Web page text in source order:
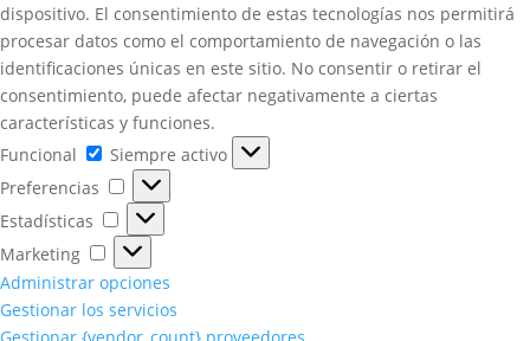
dispositivo. El consentimiento de estas tecnologías nos permitirá
procesar datos como el comportamiento de navegación o las
identificaciones únicas en este sitio. No consentir o retirar el
consentimiento, puede afectar negativamente a ciertas
características y funciones.
Funcional
Funcional
Siempre activo
Preferencias
Preferencias
Estadísticas
Estadísticas
Marketing
Marketing
Administrar opciones
Gestionar los servicios
Gestionar {vendor_count} proveedores